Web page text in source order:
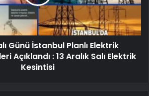
Günü İstanbul Planlı Elektrik
Açıklandı : 13 Aralık Salı Elektrik
Kesintisi